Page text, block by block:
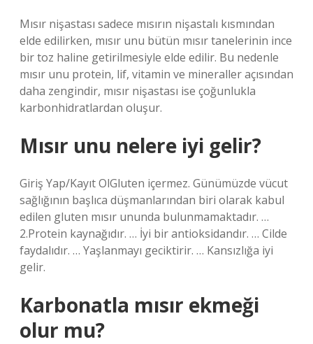
Mısır nişastası sadece mısırın nişastalı kısmından
elde edilirken, mısır unu bütün mısır tanelerinin ince
bir toz haline getirilmesiyle elde edilir. Bu nedenle
mısır unu protein, lif, vitamin ve mineraller açısından
daha zengindir, mısır nişastası ise çoğunlukla
karbonhidratlardan oluşur.
Mısır unu nelere iyi gelir?
Giriş Yap/Kayıt OlGluten içermez. Günümüzde vücut
sağlığının başlıca düşmanlarından biri olarak kabul
edilen gluten mısır ununda bulunmamaktadır. …
2.Protein kaynağıdır. … İyi bir antioksidandır. … Cilde
faydalıdır. … Yaşlanmayı geciktirir. … Kansızlığa iyi
gelir.
Karbonatla mısır ekmeği
olur mu?